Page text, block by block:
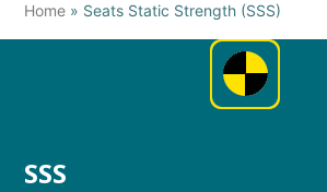
Home » Seats Static Strength (SSS)
SSS